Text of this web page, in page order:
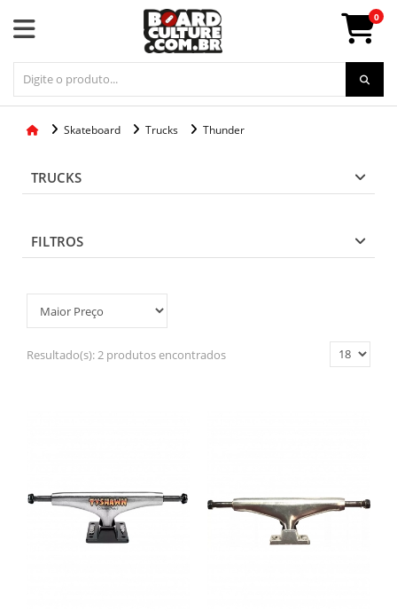
0
Skateboard Trucks Thunder
TRUCKS
FILTROS
Resultado(s):2 produtos encontrados